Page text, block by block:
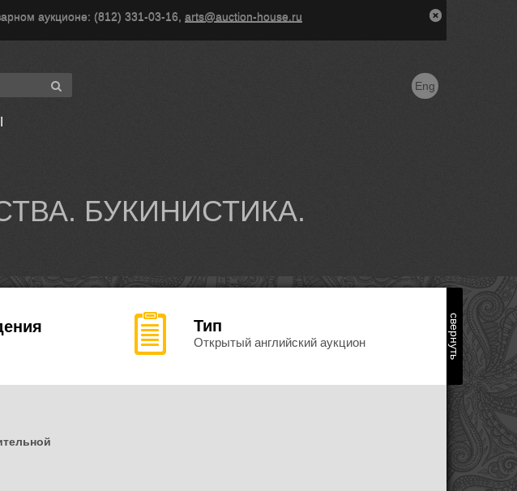
аукционе: (812) 331-03-16, arts@auction-house.ru
Eng
БУКИНИСТИКА.
свернуть
Тип
Открытый английский аукцион